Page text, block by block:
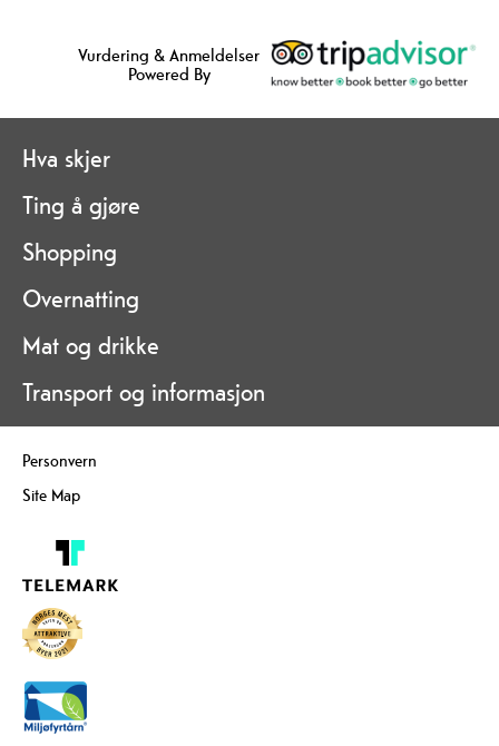
Vurdering & Anmeldelser
Powered By
Hva skjer
Ting å gjøre
Shopping
Overnatting
Mat og drikke
Transport og informasjon
Personvern
Site Map